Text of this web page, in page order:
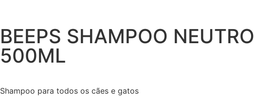
BEEPS SHAMPOO NEUTRO
500ML
Shampoo para todos os cães e gatos